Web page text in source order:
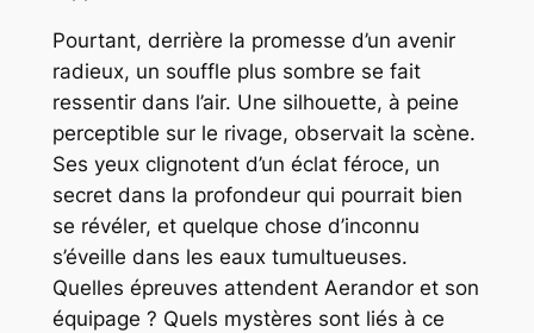
Pourtant, derrière la promesse d’un avenir
radieux, un souffle plus sombre se fait
ressentir dans l’air. Une silhouette, à peine
perceptible sur le rivage, observait la scène.
Ses yeux clignotent d’un éclat féroce, un
secret dans la profondeur qui pourrait bien
se révéler, et quelque chose d’inconnu
s’éveille dans les eaux tumultueuses.
Quelles épreuves attendent Aerandor et son
équipage ? Quels mystères sont liés à ce